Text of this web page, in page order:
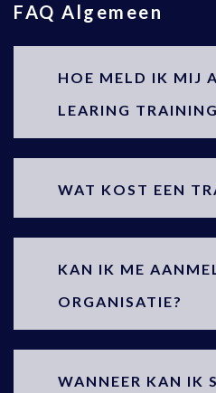
FAQ Algemeen
HOE MELD IK MIJ
LEARING
WAT KOST EEN
KAN IK ME
ORGANISATIE?
WANNEER KAN IK